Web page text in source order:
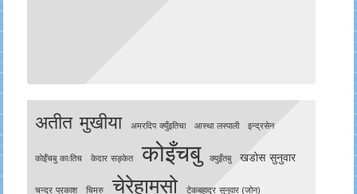
अतीत मुखीया अमरदिप क्युँइतिचा आस्था लस्पाली इन्द्रसेन
काेइँचबु काःतिच केदार सङ्केत कोइँचबु क्युइँतबु खडोस सुनुवार
चन्द्र प्रकाश चिमरु चेरेहामसो टेकबहादुर सुनुवार (जोन)